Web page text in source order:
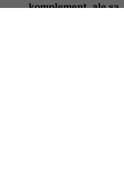
komplement, ale są